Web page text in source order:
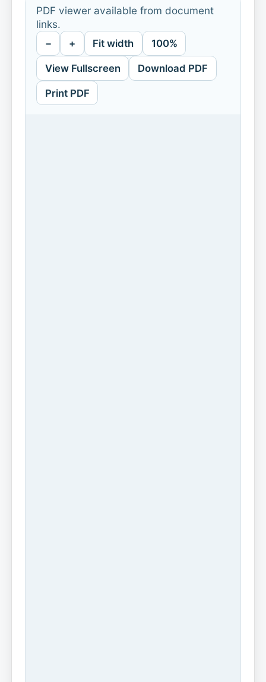
PDF viewer available from document
links.
− + Fit width 100%
View Fullscreen Download PDF
Print PDF